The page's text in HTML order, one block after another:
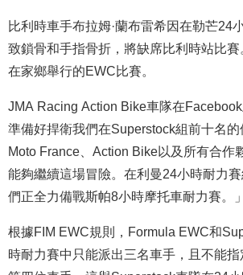
比利時車手布拉姆·蘭布雷希因在勒芒24
致鎖骨和手指骨折，將缺席比利時站比賽
在家鄉舉行的EWC比賽。
JMA Racing Action Bike車隊在
準備好捍衛我們在Superstock組前十名
Moto France、Action Bike以及所有合作
能夠繼續這場冒險。在利曼24小時耐力
們正全力備戰斯帕8小時摩托車耐力賽。」
根據FIM EWC規則，Formula EWC和
時耐力賽中只能派出三名車手，且不能